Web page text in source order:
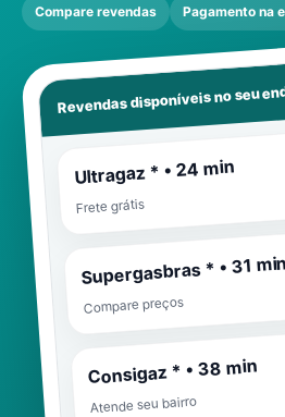
Compare revendas Pagamento na
Revendas disponíveis no seu
Ultragaz * • 24 min
Frete grátis
Supergasbras * • 31 min
Compare preços
Consigaz * • 38 min
Atende seu bairro